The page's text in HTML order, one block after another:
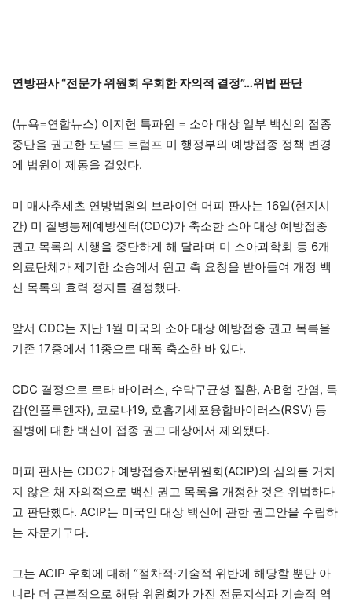
연방판사 “전문가 위원회 우회한 자의적 결정”…위법 판단
(뉴욕=연합뉴스) 이지헌 특파원 = 소아 대상 일부 백신의 접종
중단을 권고한 도널드 트럼프 미 행정부의 예방접종 정책 변경
에 법원이 제동을 걸었다.
미 매사추세츠 연방법원의 브라이언 머피 판사는 16일(현지시
간) 미 질병통제예방센터(CDC)가 축소한 소아 대상 예방접종
권고 목록의 시행을 중단하게 해 달라며 미 소아과학회 등 6개
의료단체가 제기한 소송에서 원고 측 요청을 받아들여 개정 백
신 목록의 효력 정지를 결정했다.
앞서 CDC는 지난 1월 미국의 소아 대상 예방접종 권고 목록을
기존 17종에서 11종으로 대폭 축소한 바 있다.
CDC 결정으로 로타 바이러스, 수막구균성 질환, A·B형 간염, 독
감(인플루엔자), 코로나19, 호흡기세포융합바이러스(RSV) 등
질병에 대한 백신이 접종 권고 대상에서 제외됐다.
머피 판사는 CDC가 예방접종자문위원회(ACIP)의 심의를 거치
지 않은 채 자의적으로 백신 권고 목록을 개정한 것은 위법하다
고 판단했다. ACIP는 미국인 대상 백신에 관한 권고안을 수립하
는 자문기구다.
그는 ACIP 우회에 대해 “절차적·기술적 위반에 해당할 뿐만 아
니라 더 근본적으로 해당 위원회가 가진 전문지식과 기술적 역